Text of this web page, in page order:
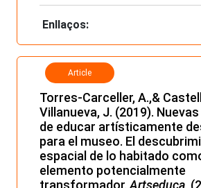
Enllaços:
Article
Torres-Carceller, A.,&
Villanueva, J. (2019).
de educar artísticamente
para el museo. El
espacial de lo habitado
elemento potencialmente
transformador. Artseduca ,